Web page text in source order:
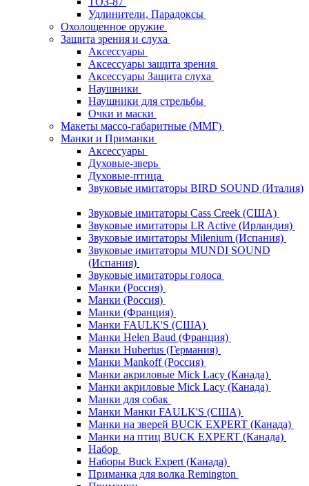
Удлинители, Парадоксы
Охолощенное оружие
Защита зрения и слуха
Аксессуары
Аксессуары защита зрения
Аксессуары Защита слуха
Наушники
Наушники для стрельбы
Очки и маски
Макеты массо-габаритные (ММГ)
Манки и Приманки
Аксессуары
Духовые-зверь
Духовые-птица
Звуковые имитаторы BIRD SOUND (Италия)
Звуковые имитаторы Cass Creek (США)
Звуковые имитаторы LR Active (Ирландия)
Звуковые имитаторы Milenium (Испания)
Звуковые имитаторы MUNDI SOUND
(Испания)
Звуковые имитаторы голоса
Манки (Россия)
Манки (Россия)
Манки (Франция)
Манки FAULK'S (США)
Манки Helen Baud (Франция)
Манки Hubertus (Германия)
Манки Mankoff (Россия)
Манки акриловые Mick Lacy (Канада)
Манки акриловые Mick Lacy (Канада)
Манки для собак
Манки Манки FAULK'S (США)
Манки на зверей BUCK EXPERT (Канада)
Манки на птиц BUCK EXPERT (Канада)
Набор
Наборы Buck Expert (Канада)
Приманка для волка Remington